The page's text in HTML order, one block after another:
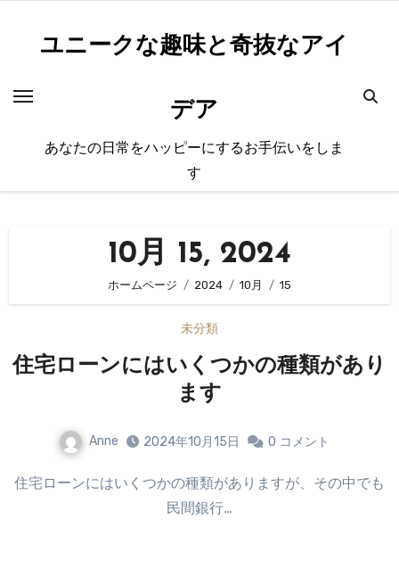
ユニークな趣味と奇抜なアイ
デア
あなたの日常をハッピーにするお手伝いをしま
す
10月 15, 2024
ホームページ 2024 10月 15
未分類
住宅ローンにはいくつかの種類があり
ます
Anne 2024年10月15日 0 コメント
住宅ローンにはいくつかの種類がありますが、その中でも
民間銀行…